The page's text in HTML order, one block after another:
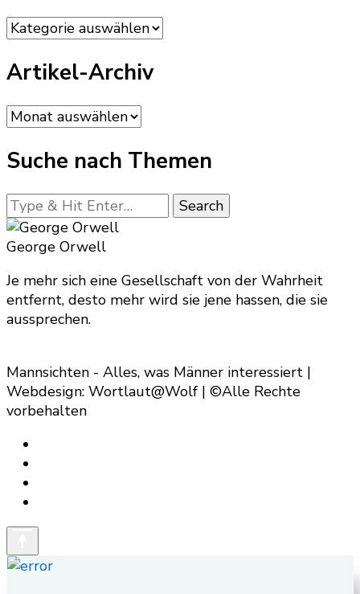
Kategorien
Artikel-Archiv
Artikel-
Archiv
Suche nach Themen
Looking
for
Something?
George Orwell
Je mehr sich eine Gesellschaft von der Wahrheit
entfernt, desto mehr wird sie jene hassen, die sie
aussprechen.
Mannsichten - Alles, was Männer interessiert |
Webdesign: Wortlaut@Wolf | ©Alle Rechte
vorbehalten